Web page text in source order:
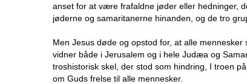
anset for at være frafaldne jøder eller hedninger,
jøderne og samaritanerne hinanden, og de tro
Men Jesus døde og opstod for, at alle
vidner både i Jerusalem og i hele Judæa og
troshistorisk skel, der stod som hindring, I troen
om Guds frelse til alle mennesker.